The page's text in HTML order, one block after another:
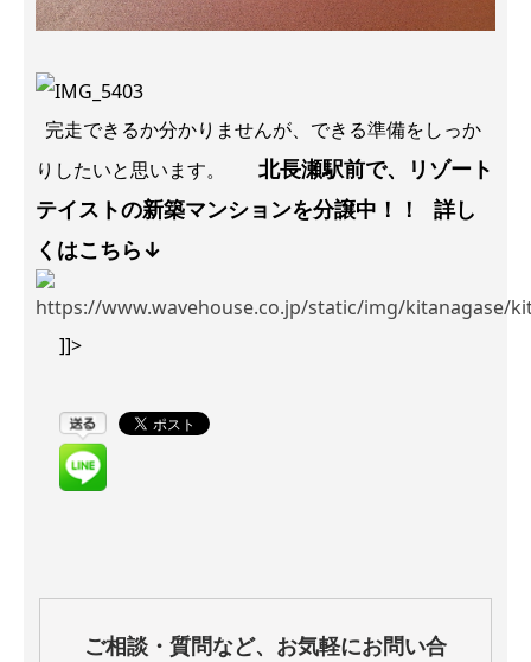
完走できるか分かりませんが、できる準備をしっか
りしたいと思います。 北長瀬駅前で、リゾート
テイストの新築マンションを分譲中！！
詳し
くはこちら↓
]]>
ご相談・質問など、お気軽にお問い合